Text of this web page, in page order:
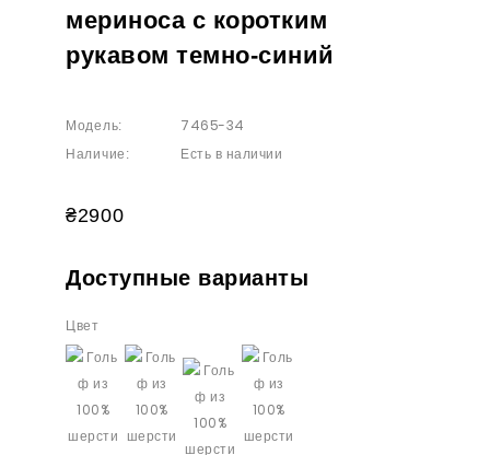
мериноса с коротким
рукавом темно-синий
Модель: 7465-34
Наличие: Есть в наличии
₴2900
Доступные варианты
Цвет